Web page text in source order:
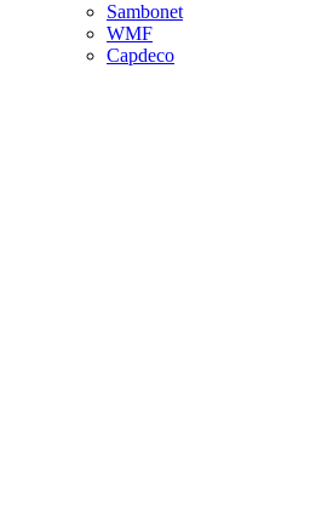
Sambonet
WMF
Capdeco